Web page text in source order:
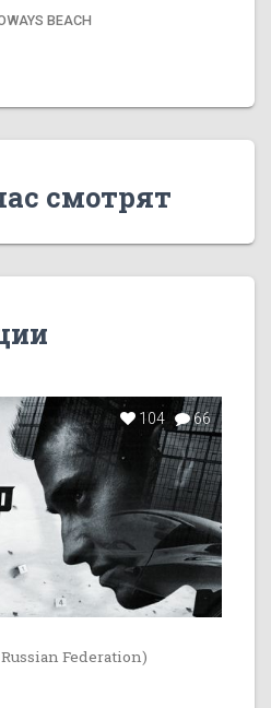
BEACH
смотрят
104 66
Russian Federation)